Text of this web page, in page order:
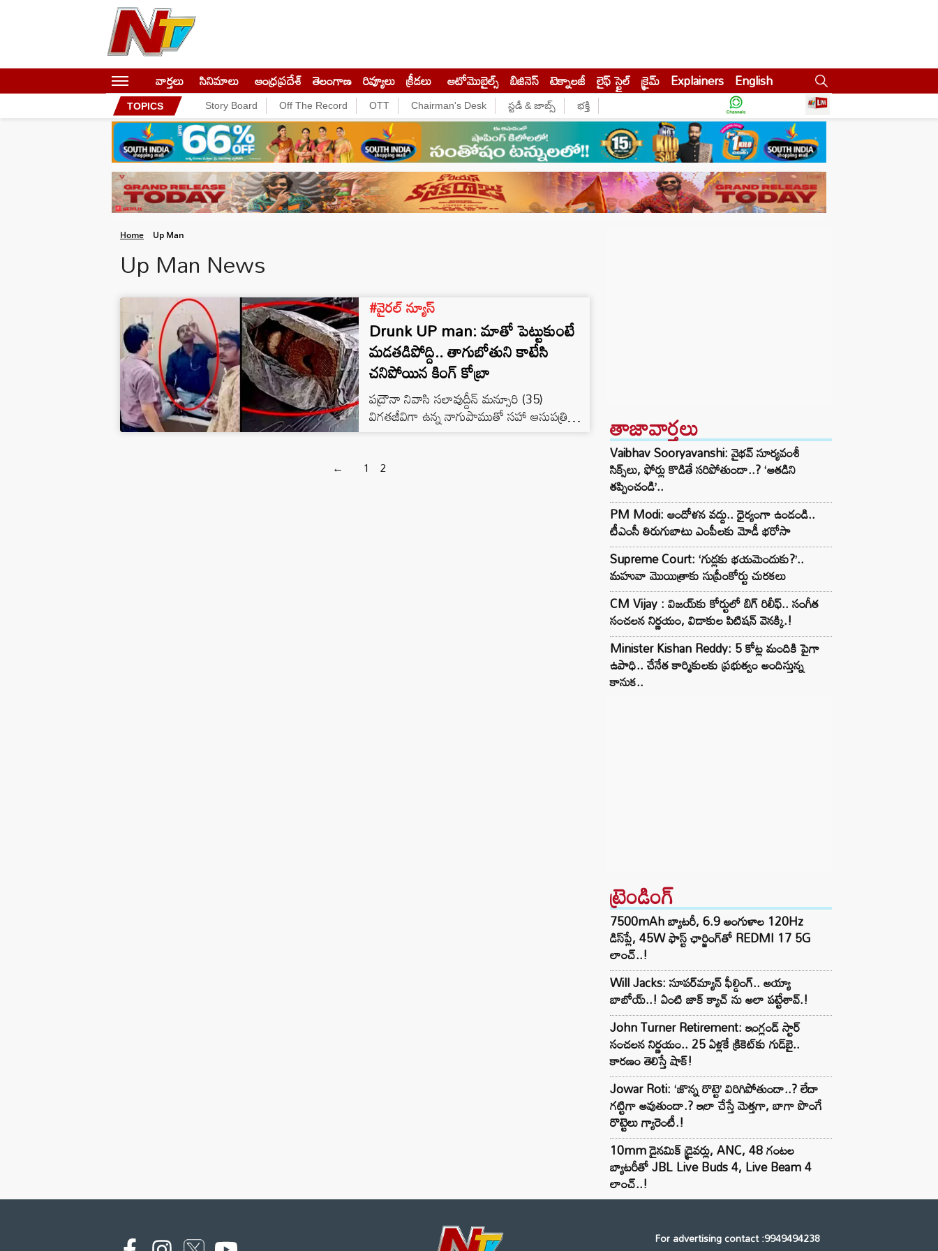
వార్తలు సినిమాలు ఆంధ్రప్రదేశ్ తెలంగాణ రివ్యూలు క్రీడలు ఆటోమొబైల్స్ బిజినెస్‌ టెక్నాలజీ లైఫ్ స్టైల్ క్రైమ్ Explainers English
TOPICS Story Board Off The Record OTT Chairman's Desk స్టడీ & జాబ్స్ భక్తి
Home Up Man
Up Man News
#వైరల్ న్యూస్
Drunk UP man: మాతో పెట్టుకుంటే
మడతడిపోద్ది.. తాగుబోతుని కాటేసి
చనిపోయిన కింగ్‌ కోబ్రా
పద్రౌనా నివాసి సలావుద్దీన్ మన్సూరి (35)
విగతజీవిగా ఉన్న నాగుపాముతో సహా ఆసుపత్రిలోని
పాటు వెళ్లిన సలావుద్దీన్.. పాము కాటువేయడంతో
← 1 2
తాజావార్తలు
Vaibhav Sooryavanshi: వైభవ్ సూర్యవంశీ
సిక్స్‌లు, ఫోర్లు కొడితే సరిపోతుందా..? ‘అతడిని
తప్పించండి’..
PM Modi: ఆందోళన వద్దు.. ధైర్యంగా ఉండండి..
టీఎంసీ తిరుగుబాటు ఎంపీలకు మోడీ భరోసా
Supreme Court: ‘గుడ్లకు భయమెందుకు?’..
మహువా మొయిత్రాకు సుప్రీంకోర్టు చురకలు
CM Vijay : విజయ్‌కు కోర్టులో బిగ్ రిలీఫ్.. సంగీత
సంచలన నిర్ణయం, విడాకుల పిటిషన్ వెనక్కి.!
Minister Kishan Reddy: 5 కోట్ల మందికి పైగా
ఉపాధి.. చేనేత కార్మికులకు ప్రభుత్వం అందిస్తున్న
కానుక..
ట్రెండింగ్‌
7500mAh బ్యాటరీ, 6.9 అంగుళాల 120Hz
డిస్‌ప్లే, 45W ఫాస్ట్ ఛార్జింగ్‌తో REDMI 17 5G
లాంచ్..!
Will Jacks: సూపర్‌మ్యాన్ ఫీల్డింగ్.. అయ్యా
బాబోయ్..! ఏంటి జాక్ క్యాచ్ ను అలా పట్టేశావ్.!
John Turner Retirement: ఇంగ్లండ్ స్టార్
సంచలన నిర్ణయం.. 25 ఏళ్లకే క్రికెట్‌కు గుడ్‌బై..
కారణం తెలిస్తే షాక్!
Jowar Roti: ‘జొన్న రొట్టె’ విరిగిపోతుందా..? లేదా
గట్టిగా అవుతుందా.? ఇలా చేస్తే మెత్తగా, బాగా పొంగే
రొట్టెలు గ్యారెంటీ.!
10mm డైనమిక్ డ్రైవర్లు, ANC, 48 గంటల
బ్యాటరీతో JBL Live Buds 4, Live Beam 4
లాంచ్..!
For advertising contact :9949494238